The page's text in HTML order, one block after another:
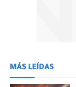
MÁS LEÍDAS